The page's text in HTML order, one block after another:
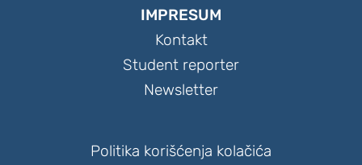
IMPRESUM
Kontakt
Student reporter
Newsletter
Politika korišćenja kolačića